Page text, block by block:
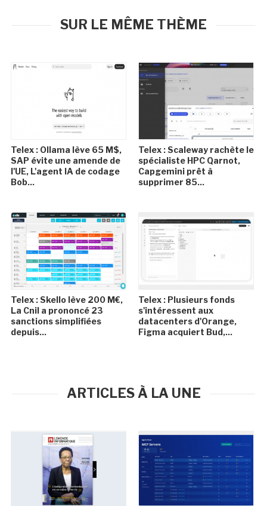
SUR LE MÊME THÈME
Telex : Ollama lève 65 M$,
SAP évite une amende de
l'UE, L'agent IA de codage
Bob...
Telex : Scaleway rachète le
spécialiste HPC Qarnot,
Capgemini prêt à
supprimer 85...
Telex : Skello lève 200 M€,
La Cnil a prononcé 23
sanctions simplifiées
depuis...
Telex : Plusieurs fonds
s'intéressent aux
datacenters d'Orange,
Figma acquiert Bud,...
ARTICLES À LA UNE